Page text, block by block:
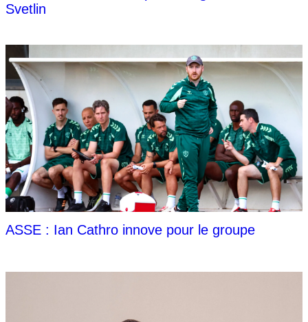
Svetlin
ASSE : Ian Cathro innove pour le groupe